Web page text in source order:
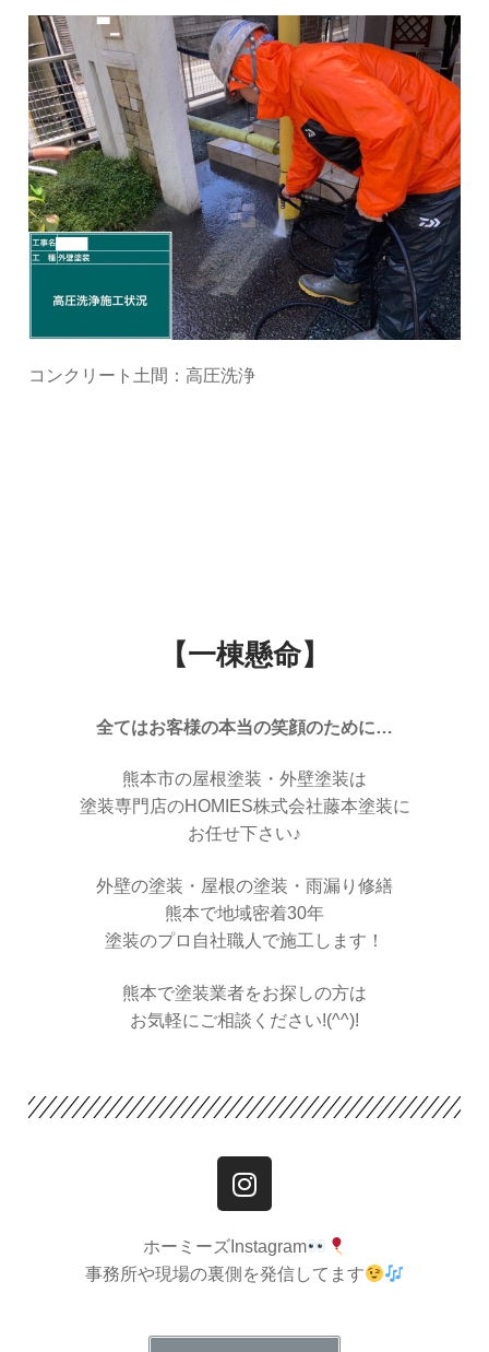
コンクリート土間：高圧洗浄
【一棟懸命】
全てはお客様の本当の笑顔のために…
熊本市の屋根塗装・外壁塗装は
塗装専門店のHOMIES株式会社藤本塗装に
お任せ下さい♪
外壁の塗装・屋根の塗装・雨漏り修繕
熊本で地域密着30年
塗装のプロ自社職人で施工します！
熊本で塗装業者をお探しの方は
お気軽にご相談ください!(^^)!
ホーミーズInstagram
事務所や現場の裏側を発信してます